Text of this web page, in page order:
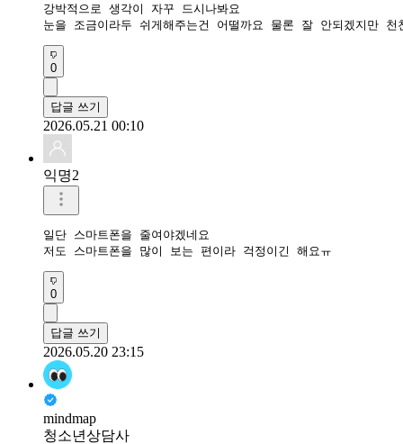
강박적으로 생각이 자꾸 드시나봐요
눈을 조금이라두 쉬게해주는건 어떨까요 물론 잘 안되겠지만
0
답글 쓰기
2026.05.21 00:10
익명2
일단 스마트폰을 줄여야겠네요
저도 스마트폰을 많이 보는 편이라 걱정이긴 해요ㅠ
0
답글 쓰기
2026.05.20 23:15
mindmap
청소년상담사